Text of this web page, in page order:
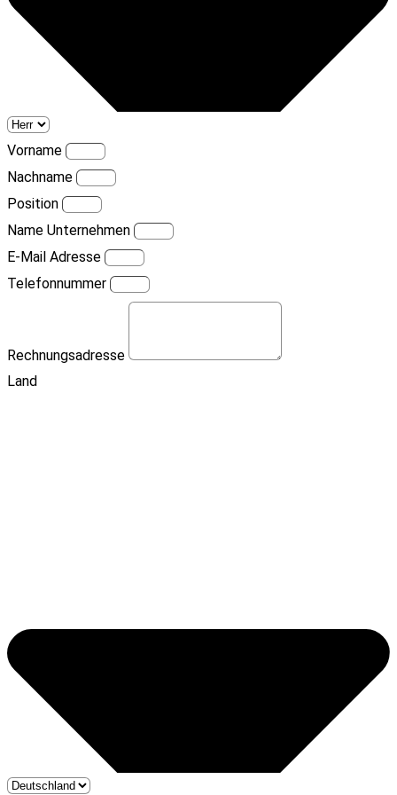
Vorname
Nachname
Position
Name Unternehmen
E-Mail Adresse
Telefonnummer
Rechnungsadresse
Land